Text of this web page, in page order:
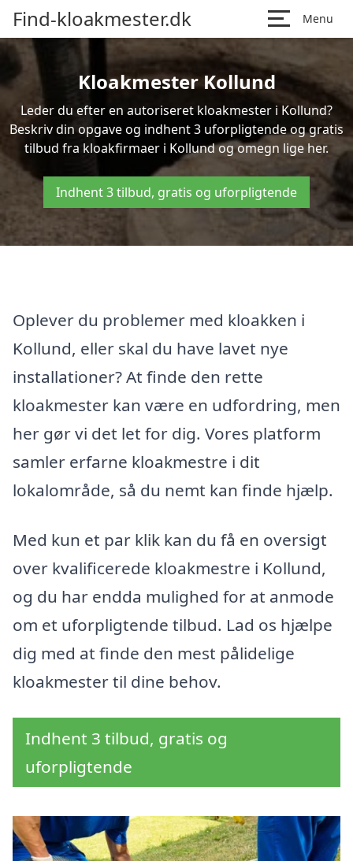
Find-kloakmester.dk Menu
Kloakmester Kollund
Leder du efter en autoriseret kloakmester i Kollund?
Beskriv din opgave og indhent 3 uforpligtende og gratis
tilbud fra kloakfirmaer i Kollund og omegn lige her.
Indhent 3 tilbud, gratis og uforpligtende
Oplever du problemer med kloakken i
Kollund, eller skal du have lavet nye
installationer? At finde den rette
kloakmester kan være en udfordring, men
her gør vi det let for dig. Vores platform
samler erfarne kloakmestre i dit
lokalområde, så du nemt kan finde hjælp.
Med kun et par klik kan du få en oversigt
over kvalificerede kloakmestre i Kollund,
og du har endda mulighed for at anmode
om et uforpligtende tilbud. Lad os hjælpe
dig med at finde den mest pålidelige
kloakmester til dine behov.
Indhent 3 tilbud, gratis og
uforpligtende